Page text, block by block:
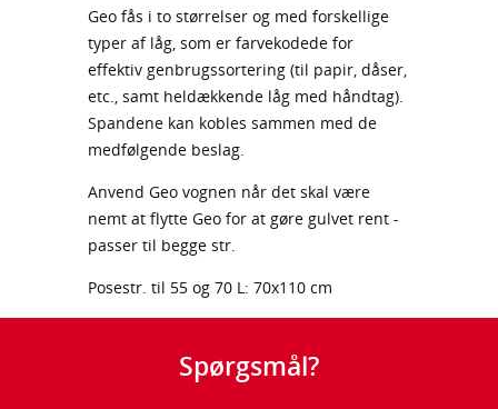
Geo fås i to størrelser og med forskellige
typer af låg, som er farvekodede for
effektiv genbrugssortering (til papir, dåser,
etc., samt heldækkende låg med håndtag).
Spandene kan kobles sammen med de
medfølgende beslag.
Anvend Geo vognen når det skal være
nemt at flytte Geo for at gøre gulvet rent -
passer til begge str.
Posestr. til 55 og 70 L: 70x110 cm
Spørgsmål?